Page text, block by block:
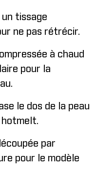
un tissage
ne pas rétrécir.
à chaud
pour la
le dos de la peau
hotmelt.
par
pour le modèle